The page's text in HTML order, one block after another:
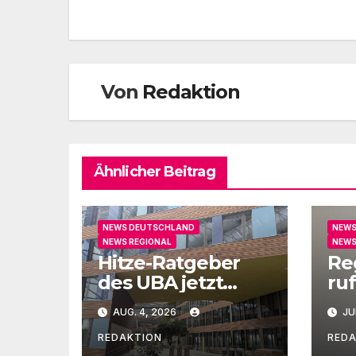
Von Redaktion
Ähnlicher Beitrag
NEWS DEUTSCHLAND
NEWS REGIONAL
Hitze-Ratgeber
des UBA jetzt
auch in Leichter
Sprache
AUG. 4, 2026
REDAKTION